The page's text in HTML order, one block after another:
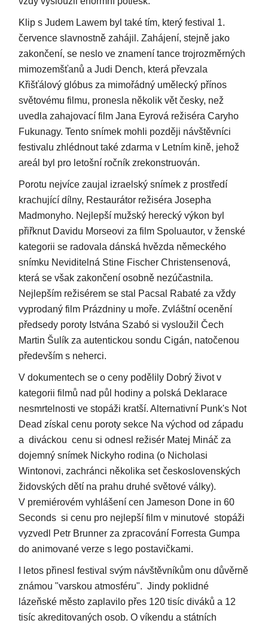
Klip s Judem Lawem byl také tím, který festival 1.
července slavnostně zahájil. Zahájení, stejně jako
zakončení, se neslo ve znamení tance trojrozměrných
mimozemšťanů a Judi Dench, která převzala
Křišťálový glóbus za mimořádný umělecký přínos
světovému filmu, pronesla několik vět česky, než
uvedla zahajovací film Jana Eyrová režiséra Caryho
Fukunagy. Tento snímek mohli později návštěvníci
festivalu zhlédnout také zdarma v Letním kině, jehož
areál byl pro letošní ročník zrekonstruován.
Porotu nejvíce zaujal izraelský snímek z prostředí
krachující dílny, Restaurátor režiséra Josepha
Madmonyho. Nejlepší mužský herecký výkon byl
přiřknut Davidu Morseovi za film Spoluautor, v ženské
kategorii se radovala dánská hvězda německého
snímku Neviditelná Stine Fischer Christensenová,
která se však zakončení osobně nezúčastnila.
Nejlepším režisérem se stal Pacsal Rabaté za vždy
vyprodaný film Prázdniny u moře. Zvláštní ocenění
předsedy poroty Istvána Szabó si vysloužil Čech
Martin Šulík za autentickou sondu Cigán, natočenou
především s neherci.
V dokumentech se o ceny podělily Dobrý život v
kategorii filmů nad půl hodiny a polská Deklarace
nesmrtelnosti ve stopáži kratší. Alternativní Punk's Not
Dead získal cenu poroty sekce Na východ od západu
a diváckou cenu si odnesl režisér Matej Mináč za
dojemný snímek Nickyho rodina (o Nicholasi
Wintonovi, zachránci několika set československých
židovských dětí na prahu druhé světové války).
V premiérovém vyhlášení cen Jameson Done in 60
Seconds si cenu pro nejlepší film v minutové stopáži
vyzvedl Petr Brunner za zpracování Forresta Gumpa
do animované verze s lego postavičkami.
I letos přinesl festival svým návštěvníkům onu důvěrně
známou "varskou atmosféru". Jindy poklidné
lázeňské město zaplavilo přes 120 tisíc diváků a 12
tisíc akreditovaných osob. O víkendu a státních